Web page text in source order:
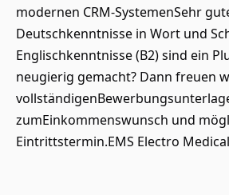
modernen CRM-SystemenSehr
Deutschkenntnisse in Wort und
Englischkenntnisse (B2) sind ein
neugierig gemacht? Dann freuen
zumEinkommenswunsch und
Eintrittstermin.EMS Electro